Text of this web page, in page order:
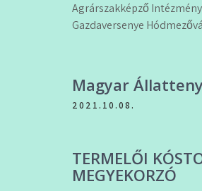
Agrárszakképző
Gazdaversenye
Magyar
2021.10.08.
TERMELŐI
MEGYEKORZÓ